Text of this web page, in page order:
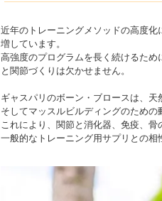
近年のトレーニングメソッドの高度
増しています。
高強度のプログラムを長く続けるた
と関節づくりは欠かせません。
ギャスパリのボーン・ブロースは、
そしてマッスルビルディングのため
これにより、関節と消化器、免疫、
一般的なトレーニング用サプリとの相